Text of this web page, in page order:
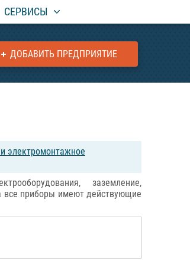
СЕРВИСЫ
ДОБАВИТЬ ПРЕДПРИЯТИЕ
электромонтажное
заземление,
все приборы имеют действующие